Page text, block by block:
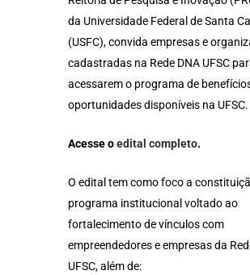
da Universidade Federal de Santa
(USFC), convida empresas e
cadastradas na Rede DNA UFSC
acessarem o programa de
oportunidades disponíveis na UFSC.
Acesse oedital completo.
O edital tem como foco a
programa institucional voltado ao
fortalecimento de vínculos com
empreendedores e empresas da
UFSC, além de: